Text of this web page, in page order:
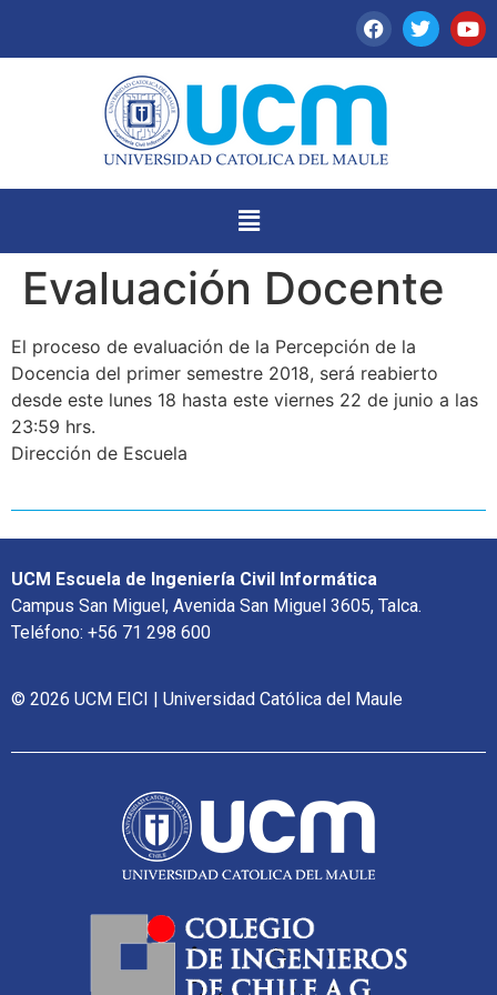
Evaluación Docente
El proceso de evaluación de la Percepción de la
Docencia del primer semestre 2018, será reabierto
desde este lunes 18 hasta este viernes 22 de junio a las
23:59 hrs.
Dirección de Escuela
UCM Escuela de Ingeniería Civil Informática
Campus San Miguel, Avenida San Miguel 3605, Talca.
Teléfono: +56 71 298 600
© 2026 UCM EICI | Universidad Católica del Maule